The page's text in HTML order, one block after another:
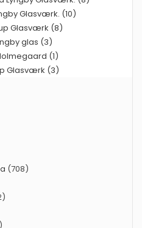
Glasværk. (10)
Glasværk (8)
glas (3)
(1)
Glasværk (3)
(708)